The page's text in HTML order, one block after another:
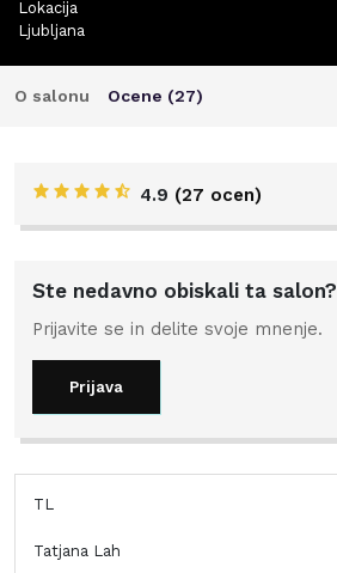
Lokacija
Ljubljana
O salonu Ocene (27)
4.9 (27 ocen)
Ste nedavno obiskali ta salon?
Prijavite se in delite svoje mnenje.
Prijava
TL
Tatjana Lah